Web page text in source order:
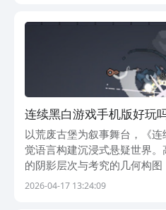
的...
连续黑白游戏手机版好玩
细盘点与体验分析
以荒废古堡为叙事舞台，《
觉语言构建沉浸式悬疑世界
的阴影层次与考究的几何构
艺术风格。游戏摒弃色彩干扰
2026-04-17 13:24:09